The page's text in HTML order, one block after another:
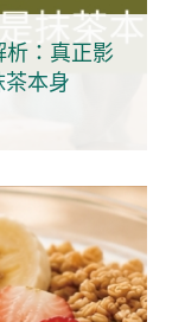
析：真正影
本身